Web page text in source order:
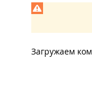
Загружаем